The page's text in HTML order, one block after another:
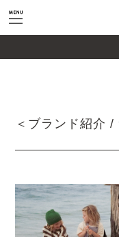
google-site-
＜ブランド紹介